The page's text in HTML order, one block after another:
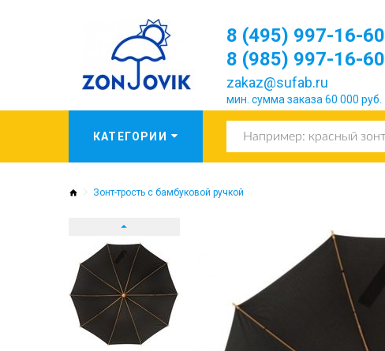
8 (495) 997-16-60
8 (985) 997-16-60
zakaz@sufab.ru
мин. сумма заказа 60 000 руб.
Зонт-трость с бамбуковой ручкой